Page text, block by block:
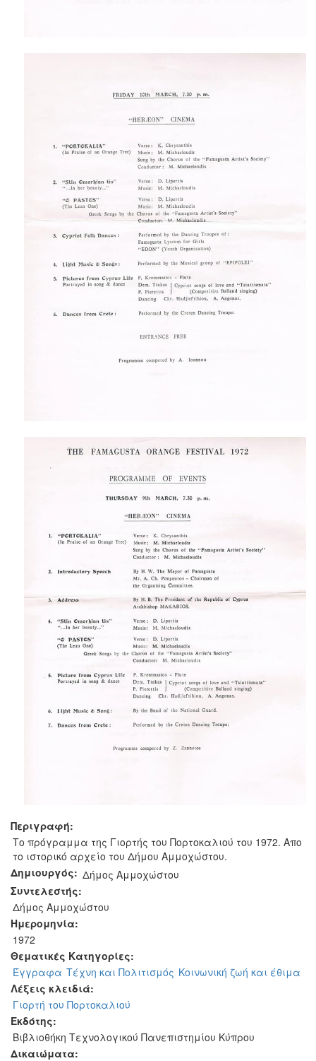
Περιγραφή:
Το πρόγραμμα της Γιορτής του Πορτοκαλιού του 1972. Απο
το ιστορικό αρχείο του Δήμου Αμμοχώστου.
Δημιουργός: Δήμος Αμμοχώστου
Συντελεστής:
Δήμος Αμμοχώστου
Ημερομηνία:
1972
Θεματικές Κατηγορίες:
Έγγραφα Τέχνη και Πολιτισμός Κοινωνική ζωή και έθιμα
Λέξεις κλειδιά:
Γιορτή του Πορτοκαλιού
Εκδότης:
Βιβλιοθήκη Τεχνολογικού Πανεπιστημίου Κύπρου
Δικαιώματα: